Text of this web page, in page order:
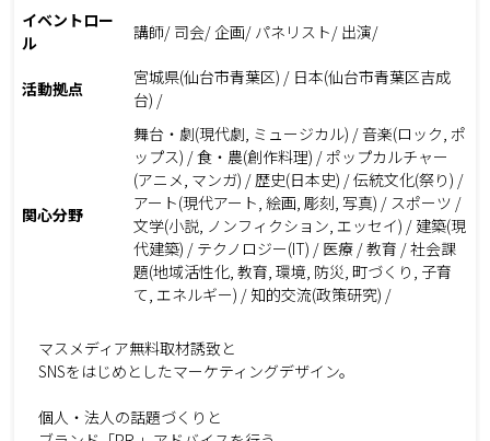
イベントロー
ル
講師/ 司会/ 企画/ パネリスト/ 出演/
活動拠点
宮城県(仙台市青葉区) / 日本(仙台市青葉区吉成
台) /
関心分野
舞台・劇(現代劇, ミュージカル) / 音楽(ロック, ポ
ップス) / 食・農(創作料理) / ポップカルチャー
(アニメ, マンガ) / 歴史(日本史) / 伝統文化(祭り) /
アート(現代アート, 絵画, 彫刻, 写真) / スポーツ /
文学(小説, ノンフィクション, エッセイ) / 建築(現
代建築) / テクノロジー(IT) / 医療 / 教育 / 社会課
題(地域活性化, 教育, 環境, 防災, 町づくり, 子育
て, エネルギー) / 知的交流(政策研究) /
マスメディア無料取材誘致と
SNSをはじめとしたマーケティングデザイン。
個人・法人の話題づくりと